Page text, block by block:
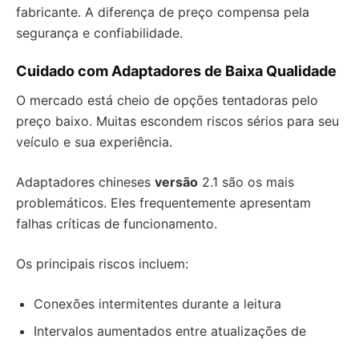
fabricante. A diferença de preço compensa pela
segurança e confiabilidade.
Cuidado com Adaptadores de Baixa Qualidade
O mercado está cheio de opções tentadoras pelo
preço baixo. Muitas escondem riscos sérios para seu
veículo e sua experiência.
Adaptadores chineses versão 2.1 são os mais
problemáticos. Eles frequentemente apresentam
falhas críticas de funcionamento.
Os principais riscos incluem:
Conexões intermitentes durante a leitura
Intervalos aumentados entre atualizações de